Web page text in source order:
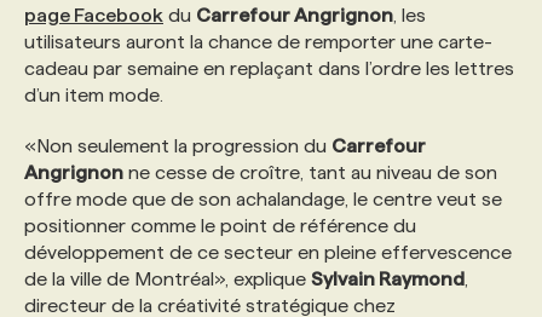
NOS TARIFS
FAQ
ANNONCEZ AVEC NOUS
ANNONCEZ AVEC NOUS
page Facebook du Carrefour Angrignon , les
utilisateurs auront la chance de remporter une carte-
cadeau par semaine en replaçant dans l’ordre les lettres
d’un item mode.
«Non seulement la progression du Carrefour
Angrignon ne cesse de croître, tant au niveau de son
offre mode que de son achalandage, le centre veut se
positionner comme le point de référence du
développement de ce secteur en pleine effervescence
de la ville de Montréal», explique Sylvain Raymond
directeur de la créativité stratégique chez